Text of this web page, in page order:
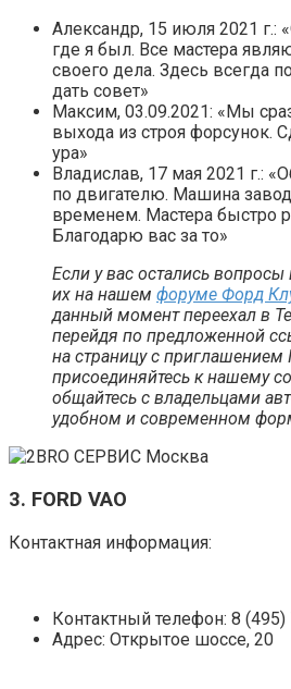
Александр, 15 июля 2021 г.:
где я был. Все мастера
своего дела. Здесь всегда
дать совет»
Максим, 03.09.2021: «Мы
выхода из строя форсунок.
ура»
Владислав, 17 мая 2021 г.:
по двигателю. Машина
временем. Мастера быстро
Благодарю вас за то»
Если у вас остались
их на нашем форуме Форд
данный момент переехал в
перейдя по предложенной
на страницу с
присоединяйтесь к нашему
общайтесь с владельцами
удобном и современном
3. FORD VAO
Контактная информация:
Контактный телефон: 8
Адрес: Открытое шоссе, 20